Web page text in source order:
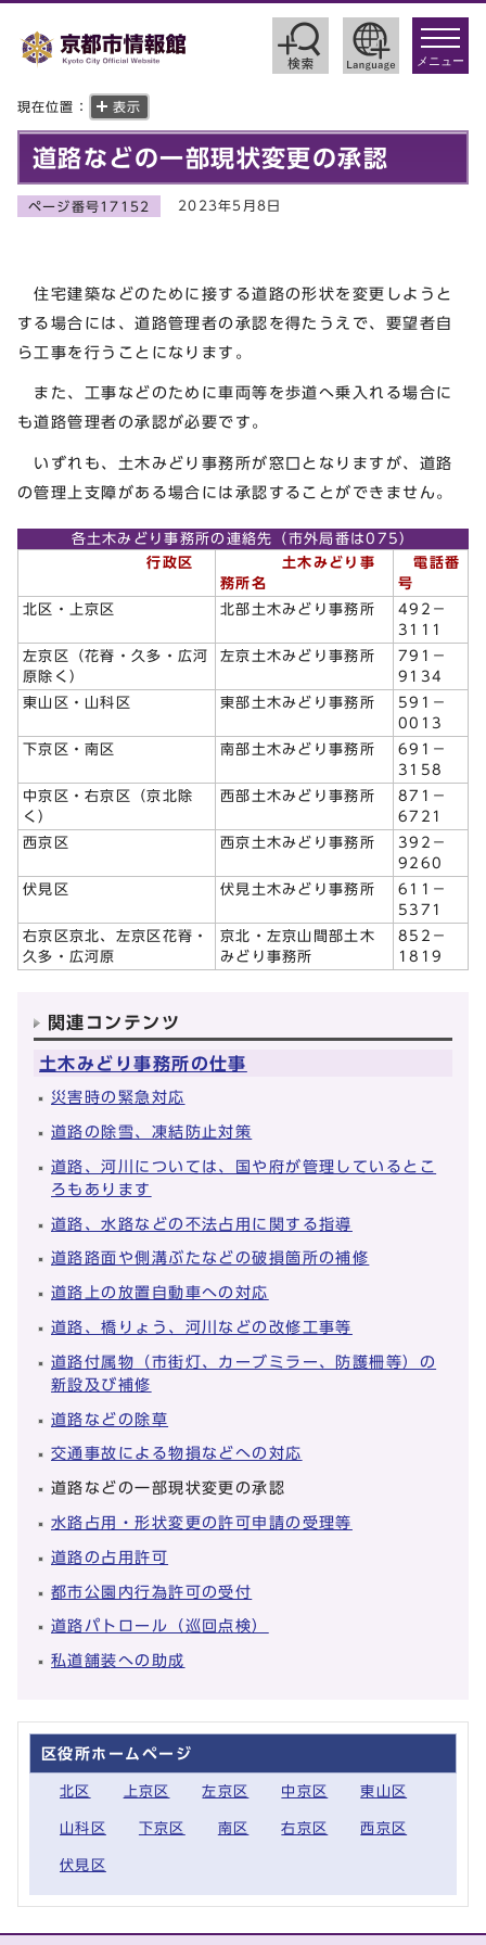
toggle
メニュー
現在位置： 表示
道路などの一部現状変更の承認
ページ番号17152 2023年5月8日
住宅建築などのために接する道路の形状を変更しようと
する場合には、道路管理者の承認を得たうえで、要望者自
ら工事を行うことになります。
また、工事などのために車両等を歩道へ乗入れる場合に
も道路管理者の承認が必要です。
いずれも、土木みどり事務所が窓口となりますが、道路
の管理上支障がある場合には承認することができません。
各土木みどり事務所の連絡先（市外局番は075）
行政区
土木みどり事
務所名
電話番
号
北区・上京区
北部土木みどり事務所
492－
3111
左京区（花脊・久多・広河
原除く）
左京土木みどり事務所
791－
9134
東山区・山科区
東部土木みどり事務所
591－
0013
下京区・南区
南部土木みどり事務所
691－
3158
中京区・右京区（京北除
く）
西部土木みどり事務所
871－
6721
西京区
西京土木みどり事務所
392－
9260
伏見区
伏見土木みどり事務所
611－
5371
右京区京北、左京区花脊・
久多・広河原
京北・左京山間部土木
みどり事務所
852－
1819
関連コンテンツ
土木みどり事務所の仕事
災害時の緊急対応
道路の除雪、凍結防止対策
道路、河川については、国や府が管理しているとこ
ろもあります
道路、水路などの不法占用に関する指導
道路路面や側溝ぶたなどの破損箇所の補修
道路上の放置自動車への対応
道路、橋りょう、河川などの改修工事等
道路付属物（市街灯、カーブミラー、防護柵等）の
新設及び補修
道路などの除草
交通事故による物損などへの対応
道路などの一部現状変更の承認
水路占用・形状変更の許可申請の受理等
道路の占用許可
都市公園内行為許可の受付
道路パトロール（巡回点検）
私道舗装への助成
区役所ホームページ
北区 上京区 左京区 中京区 東山区
山科区 下京区 南区 右京区 西京区
伏見区